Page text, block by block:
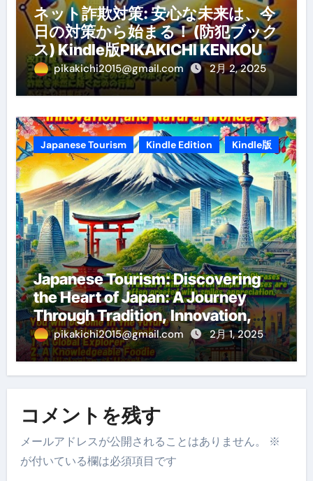
ネット詐欺対策: 安心な未来は、今
日の対策から始まる！ (防犯ブック
ス) Kindle版PIKAKICHI KENKOU
(著)pikakichi2015@gmail.com 2月 2, 2025
Japanese Tourism Kindle Edition Kindle版
Japanese Tourism: Discovering
the Heart of Japan: A Journey
Through Tradition, Innovation,
and Natural Wonders (Global
Discoveries Book 1) Kindle Edition
pikakichi2015@gmail.com 2月 1, 2025
コメントを残す
メールアドレスが公開されることはありません。
※
が付いている欄は必須項目です